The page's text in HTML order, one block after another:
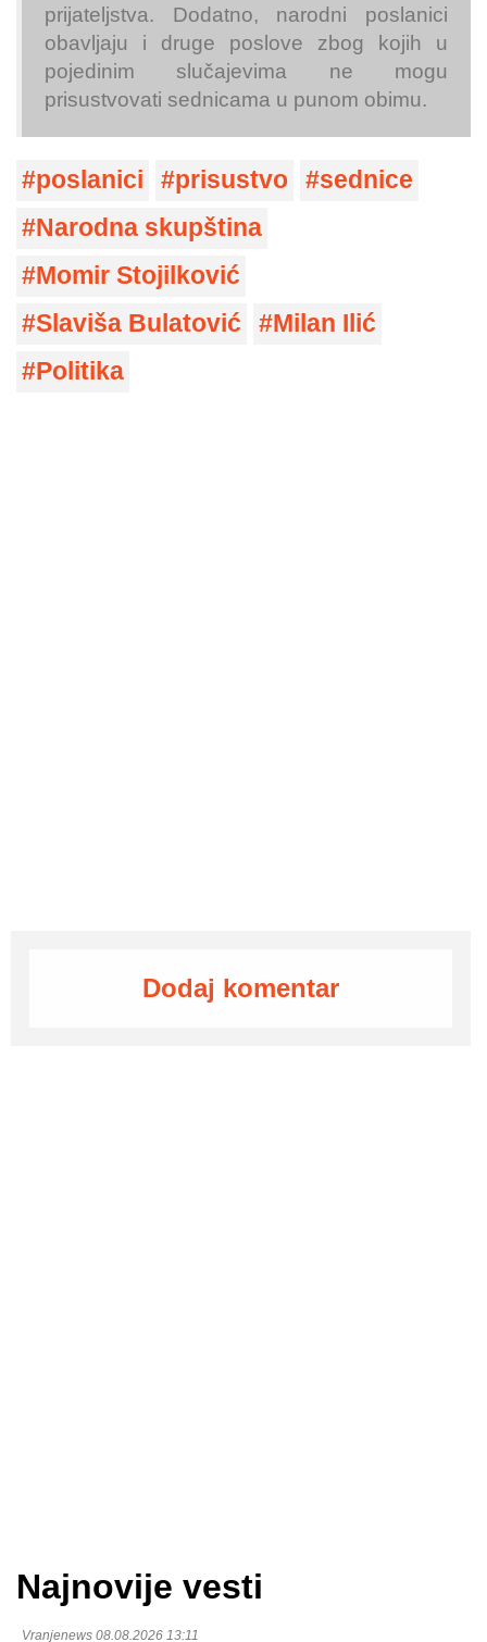
prijateljstva. Dodatno, narodni poslanici
obavljaju i druge poslove zbog kojih u
pojedinim slučajevima ne mogu
prisustvovati sednicama u punom obimu.
poslanici prisustvo
sednice
Narodna skupština
Momir Stojilković
Slaviša Bulatović
Milan Ilić
Politika
Dodaj komentar
Najnovije vesti
Vranjenews 08.08.2026 13:11